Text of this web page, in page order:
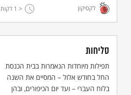
לאורך דורות רבים ובו קטעים מן התנ"ך
לצד טקסטים בני ימינו.
לקסיקון < 1 דקות
סליחות
תפילות מיוחדות הנאמרות בבית הכנסת
החל בחודש אלול – המסיים את השנה
בלוח העברי – ועד יום הכיפורים, ובהן